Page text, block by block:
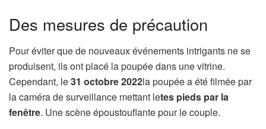
Des mesures de précaution
Pour éviter que de nouveaux événements intrigants ne se
produisent, ils ont placé la poupée dans une vitrine.
Cependant, le31 octobre 2022la poupée a été filmée par
la caméra de surveillance mettant letes pieds par la
fenêtre. Une scène époustouflante pour le couple.